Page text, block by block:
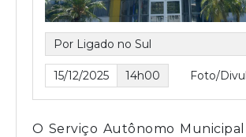
Por Ligado no Sul
15/12/2025 14h00 Foto/
O Serviço Autônomo